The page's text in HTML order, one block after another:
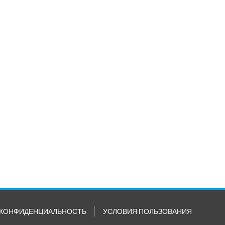
КОНФИДЕНЦИАЛЬНОСТЬ УСЛОВИЯ ПОЛЬЗОВАНИЯ